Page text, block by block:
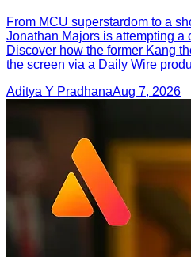
From MCU superstardom to a
Jonathan Majors is attempting a
Discover how the former Kang
the screen via a Daily Wire
Aditya Y PradhanaAug 7, 2026